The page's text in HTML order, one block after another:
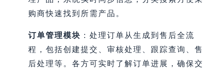
购商快速找到所需产品。
订单管理模块 ：处理订单从生成到售后全流
程，包括创建提交、审核处理、跟踪查询、售
后处理等。各方可实时了解订单进展，确保交